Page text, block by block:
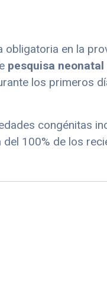
en la
pesquisa neonatal
los primeros
congénitas
100% de los